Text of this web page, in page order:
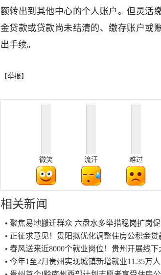
额转出到其他中心的个人账户。但灵活
金贷款或贷款尚未结清的、缴存账户或
出手续。
【举报】
微笑 流汗 难过
相关新闻
• 聚焦易地搬迁群众 六盘水多举措稳岗扩岗
• 正征求意见！贵阳拟优化调整住房公积金贷
• 春风送来近8000个就业岗位！贵州开展线
• 今年1至2月贵州实现城镇新增就业11.35万人